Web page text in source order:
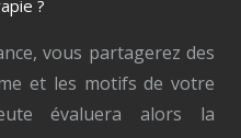
?
vous partagerez des
et les motifs de votre
évaluera alors la